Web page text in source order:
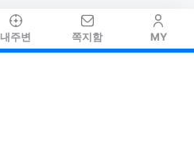
내주변 쪽지함 MY